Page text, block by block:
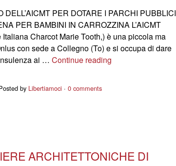
DELL’AICMT PER DOTARE I PARCHI PUBBLICI
PER BAMBINI IN CARROZZINA L’AICMT
Charcot Marie Tooth,) è una piccola ma
con sede a Collegno (To) e si occupa di dare
ai …Continue reading
by Libertiamoci 0 comments
ARCHITETTONICHE DI